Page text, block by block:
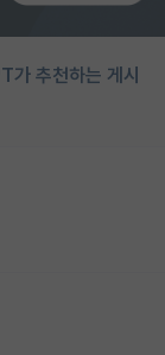
가 추천하는 게시